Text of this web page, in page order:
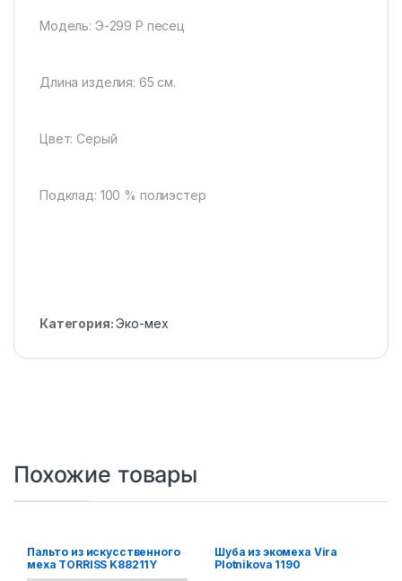
Модель: Э-299 Р песец
Длина изделия: 65 см.
Цвет: Серый
Подклад: 100 % полиэстер
Категория:Эко-мех
Похожие товары
Пальто из искусственного
меха TORRISS K88211Y
Шуба из экомеха Vira
Plotnikova 1190